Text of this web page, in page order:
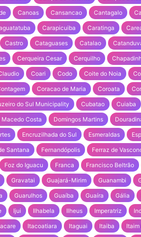
Canoas Cansancao Cantagalo
Carapicuiba Caratinga
Castro Cataguases Catalao
Cerqueira Cesar Cerquilho
Coari Codo Coite do Noia
Coracao de Maria Coroata
do Sul Municipality Cubatao Cuiaba
Macedo Costa Domingos Martins
Encruzilhada do Sul Esmeraldas
Santana Fernandópolis Ferraz de
Foz do Iguacu Franca Francisco Beltrão
Gravatai Guajará-Mirim Guanambi
Guarulhos Guaíba Guaíra Gália
Ijui Ilhabela Ilheus Imperatriz
Itacoatiara Itaguai Itaiba Itaim